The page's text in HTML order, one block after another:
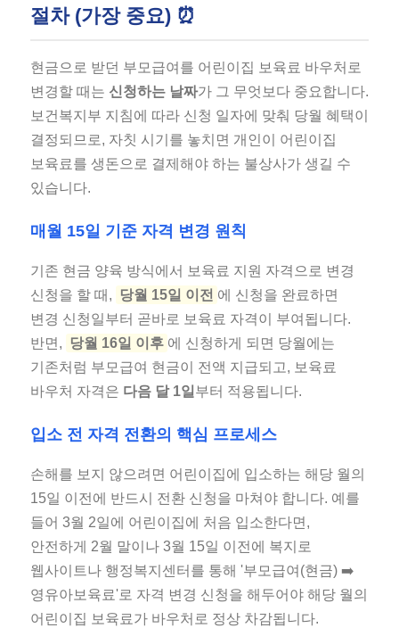
절차 (가장 중요) ⏰
현금으로 받던 부모급여를 어린이집 보육료 바우처로
변경할 때는 신청하는 날짜가 그 무엇보다 중요합니다.
보건복지부 지침에 따라 신청 일자에 맞춰 당월 혜택이
결정되므로, 자칫 시기를 놓치면 개인이 어린이집
보육료를 생돈으로 결제해야 하는 불상사가 생길 수
있습니다.
매월 15일 기준 자격 변경 원칙
기존 현금 양육 방식에서 보육료 지원 자격으로 변경
신청을 할 때,
당월 15일 이전 에 신청을 완료하면
변경 신청일부터 곧바로 보육료 자격이 부여됩니다.
반면,
당월 16일 이후 에 신청하게 되면 당월에는
기존처럼 부모급여 현금이 전액 지급되고, 보육료
바우처 자격은 다음 달 1일 부터 적용됩니다.
입소 전 자격 전환의 핵심 프로세스
손해를 보지 않으려면 어린이집에 입소하는 해당 월의
15일 이전에 반드시 전환 신청을 마쳐야 합니다. 예를
들어 3월 2일에 어린이집에 처음 입소한다면,
안전하게 2월 말이나 3월 15일 이전에 복지로
웹사이트나 행정복지센터를 통해 '부모급여(현금) ➡️
영유아보육료'로 자격 변경 신청을 해두어야 해당 월의
어린이집 보육료가 바우처로 정상 차감됩니다.